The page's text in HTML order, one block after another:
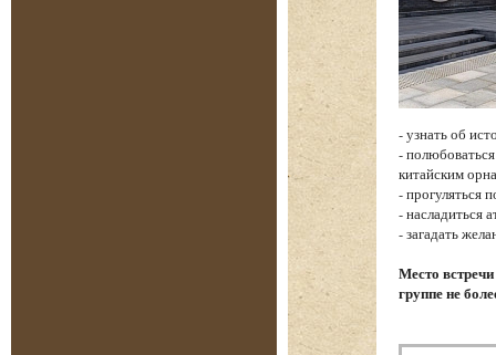
- узнать об
-
китайским
- прогуляться
- насладиться
- загадать
Место
группе не